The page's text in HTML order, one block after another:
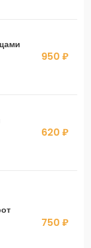
950 ₽
620 ₽
750 ₽